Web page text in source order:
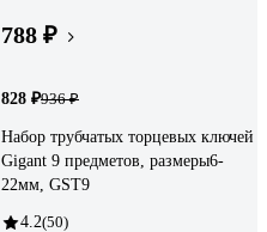
788 ₽
828 ₽936 ₽
Набор трубчатых торцевых ключей
Gigant 9 предметов, размеры6-
22мм, GST9
4.2(50)